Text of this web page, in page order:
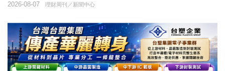
理財周刊／新聞中心
2026-08-07